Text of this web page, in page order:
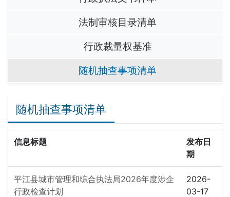
法制审核目录清单
行政裁量权基准
随机抽查事项清单
随机抽查事项清单
信息标题
发布日
期
平江县城市管理和综合执法局2026年度涉企
行政检查计划
2026-
03-17